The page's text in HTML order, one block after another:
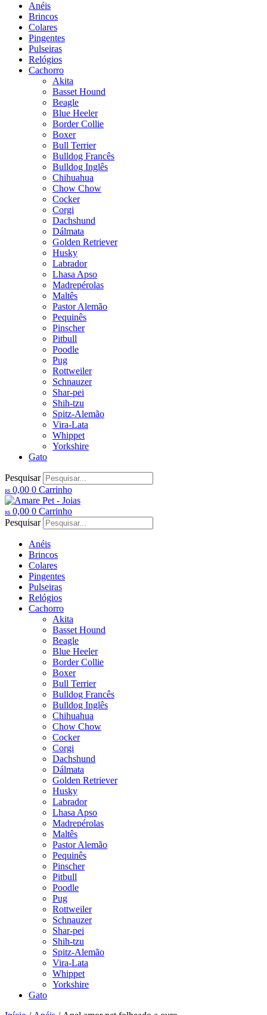
Anéis
Brincos
Colares
Pingentes
Pulseiras
Relógios
Cachorro
Akita
Basset Hound
Beagle
Blue Heeler
Border Collie
Boxer
Bull Terrier
Bulldog Francês
Bulldog Inglês
Chihuahua
Chow Chow
Cocker
Corgi
Dachshund
Dálmata
Golden Retriever
Husky
Labrador
Lhasa Apso
Madrepérolas
Maltês
Pastor Alemão
Pequinês
Pinscher
Pitbull
Poodle
Pug
Rottweiler
Schnauzer
Shar-pei
Shih-tzu
Spitz-Alemão
Vira-Lata
Whippet
Yorkshire
Gato
Pesquisar
R$ 0,00 0 Carrinho
R$ 0,00 0 Carrinho
Pesquisar
Anéis
Brincos
Colares
Pingentes
Pulseiras
Relógios
Cachorro
Akita
Basset Hound
Beagle
Blue Heeler
Border Collie
Boxer
Bull Terrier
Bulldog Francês
Bulldog Inglês
Chihuahua
Chow Chow
Cocker
Corgi
Dachshund
Dálmata
Golden Retriever
Husky
Labrador
Lhasa Apso
Madrepérolas
Maltês
Pastor Alemão
Pequinês
Pinscher
Pitbull
Poodle
Pug
Rottweiler
Schnauzer
Shar-pei
Shih-tzu
Spitz-Alemão
Vira-Lata
Whippet
Yorkshire
Gato